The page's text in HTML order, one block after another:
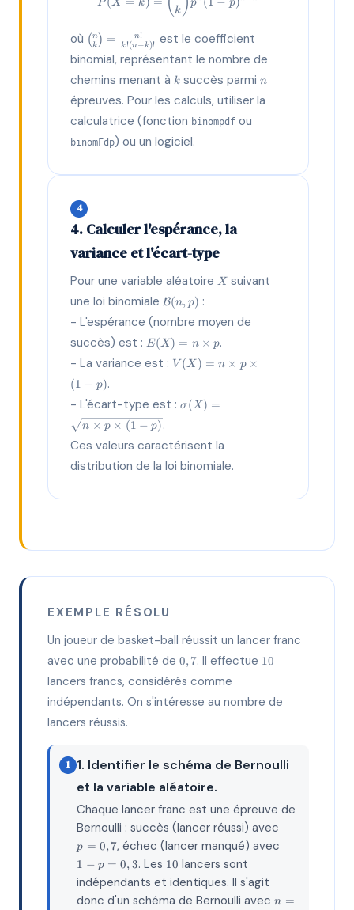
k
où \binom{n}
{k} =
\frac{n!}
{k!(n-k)!}
( k
n ) = k !(n−k)!
n!
est le coefficient
binomial, représentant le nombre de
chemins menant à k
k succès parmin
n
épreuves. Pour les calculs, utiliser la
calculatrice (fonction binompdf ou
binomFdp) ou un logiciel.
4
4. Calculer l'espérance, la
variance et l'écart-type
Pour une variable aléatoire X
X suivant
une loi binomiale \mathcal{B}
(n, p)
B(n, p) :
- L'espérance (nombre moyen de
succès) est : E(X)
= n
× p
E( X) = n × p.
- La variance est : V(X)
= n
×
V ( X) = n × p ×
(1 − p).
- L'écart-type est : \sigma(X)
= \sqrt{n
p)}
σ( X) =
n × p × (1 − p).
Ces valeurs caractérisent la
distribution de la loi binomiale.
EXEMPLE RÉSOLU
Un joueur de basket-ball réussit un lancer franc
avec une probabilité de 0,7
0, 7. Il effectue 10
10
lancers francs, considérés comme
indépendants. On s'intéresse au nombre de
lancers réussis.
1
1. Identifier le schéma de Bernoulli
et la variable aléatoire.
Chaque lancer franc est une épreuve de
Bernoulli : succès (lancer réussi) avec
p = 0, 7, échec (lancer manqué) avec
1 − p = 0, 3. Les 10
10 lancers sont
indépendants et identiques. Il s'agit
donc d'un schéma de Bernoulli avecn=10
n =